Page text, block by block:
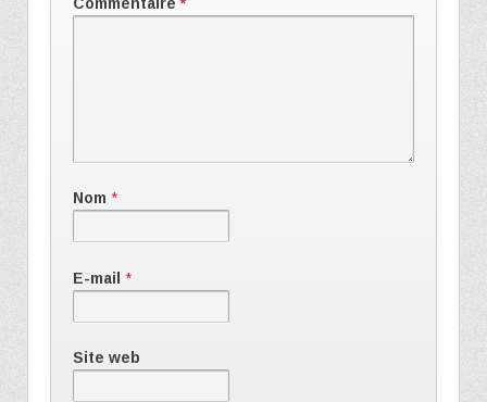
Nom *
E-mail *
Site web